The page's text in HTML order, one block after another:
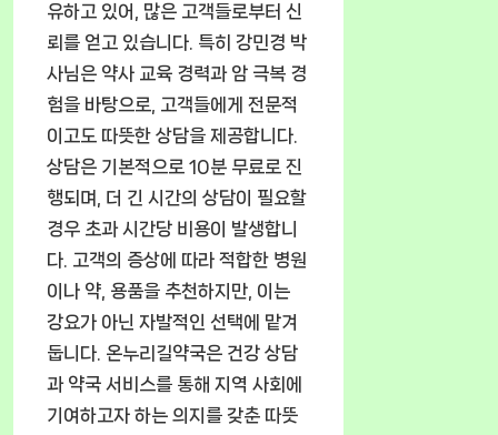
유하고 있어, 많은 고객들로부터 신
뢰를 얻고 있습니다. 특히 강민경 박
사님은 약사 교육 경력과 암 극복 경
험을 바탕으로, 고객들에게 전문적
이고도 따뜻한 상담을 제공합니다.
상담은 기본적으로 10분 무료로 진
행되며, 더 긴 시간의 상담이 필요할
경우 초과 시간당 비용이 발생합니
다. 고객의 증상에 따라 적합한 병원
이나 약, 용품을 추천하지만, 이는
강요가 아닌 자발적인 선택에 맡겨
둡니다. 온누리길약국은 건강 상담
과 약국 서비스를 통해 지역 사회에
기여하고자 하는 의지를 갖춘 따뜻